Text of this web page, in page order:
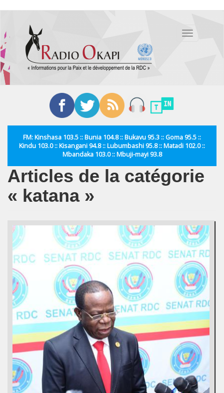
contenu
principal
Toggle
FM: Kinshasa 103.5 :: Bunia 104.8 :: Bukavu 95.3 :: Goma 95.5 ::
Kindu 103.0 :: Kisangani 94.8 :: Lubumbashi 95.8 :: Matadi 102.0 ::
Mbandaka 103.0 :: Mbuji-mayi 93.8
Articles de la catégorie
« katana »